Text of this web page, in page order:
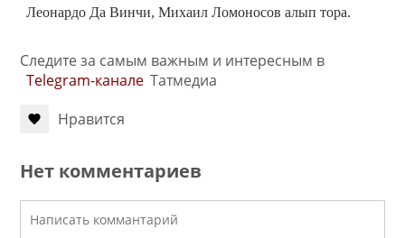
Леонардо Да Винчи, Михаил Ломоносов алып тора.
Следите за самым важным и интересным в
Telegram-канале Татмедиа
Нравится
Нет комментариев